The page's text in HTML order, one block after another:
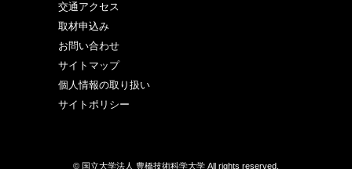
交通アクセス
取材申込み
お問い合わせ
サイトマップ
個人情報の取り扱い
サイトポリシー
© 国立大学法人 豊橋技術科学大学 All rights reserved.